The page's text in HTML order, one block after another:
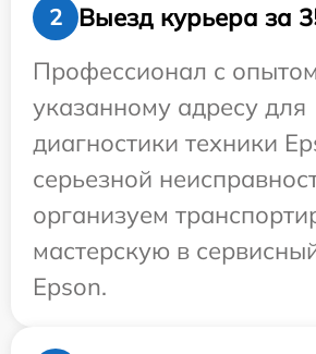
2
Выезд курьера за
Профессионал с
указанному адресу для
диагностики техники
серьезной
организуем
мастерскую в
Epson.